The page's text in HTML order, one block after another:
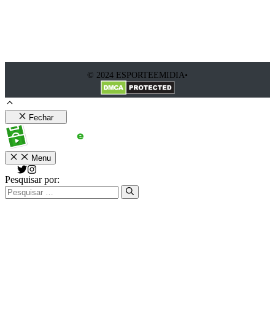
© 2024 ESPORTEEMIDIA•
Fechar
Menu
Pesquisar por: